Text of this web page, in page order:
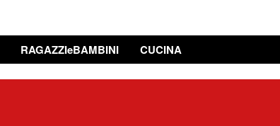
RAGAZZIeBAMBINI CUCINA